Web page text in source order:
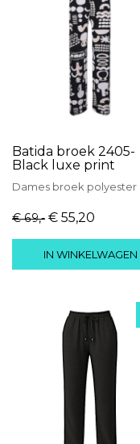
Batida broek 2405-
Black luxe print
Dames broek polyester
€ 69,- € 55,20
IN WINKELWAGEN